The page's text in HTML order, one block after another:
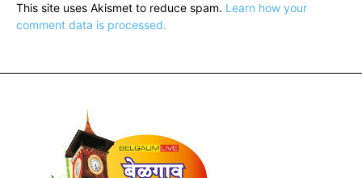
This site uses Akismet to reduce spam. Learn how your
comment data is processed.